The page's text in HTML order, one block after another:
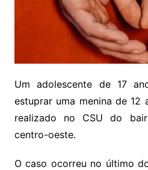
Um adolescente de 17
estuprar uma menina de 12
realizado no CSU do
centro-oeste.
O caso ocorreu no último